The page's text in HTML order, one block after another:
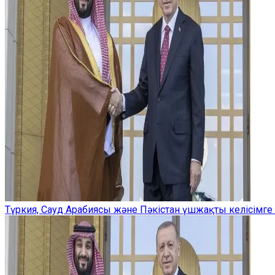
Түркия, Сауд Арабиясы және Пәкістан үшжақты